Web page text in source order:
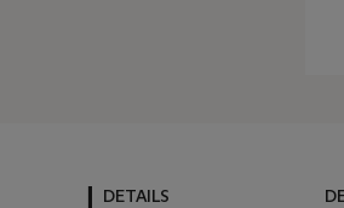
DETAILS